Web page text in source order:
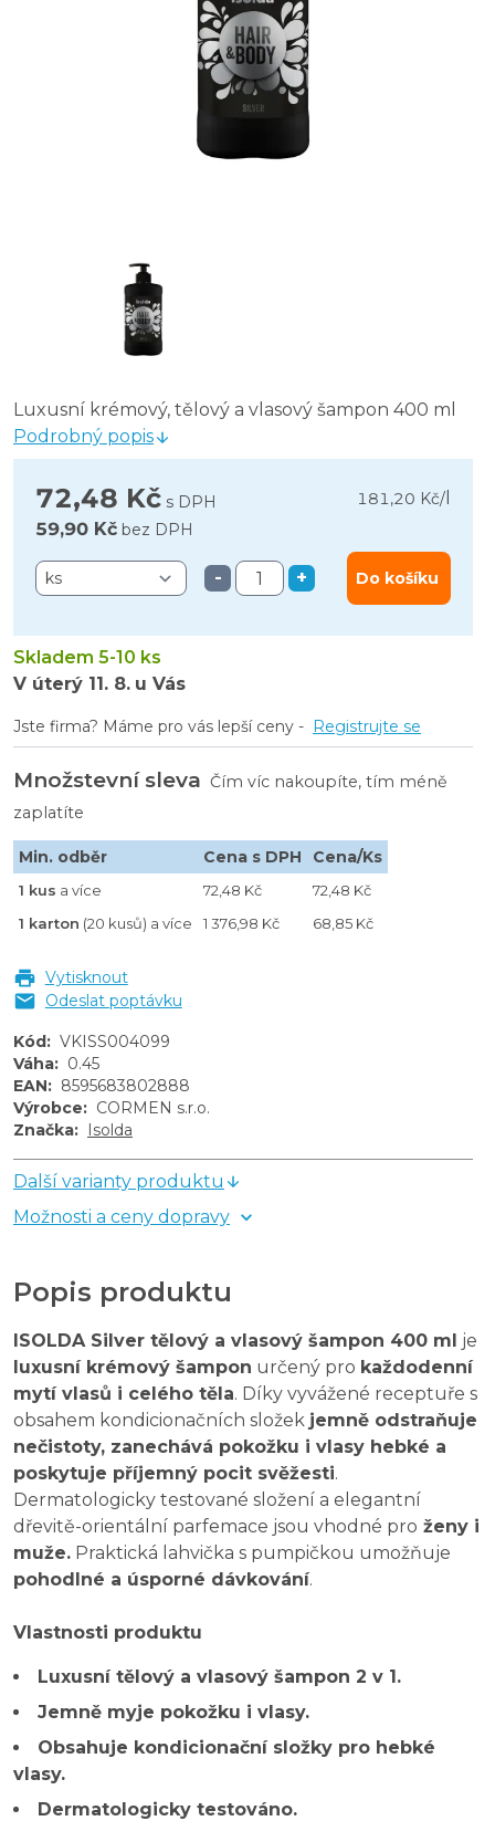
Luxusní krémový, tělový a vlasový šampon 400 ml
Podrobný popis
72,48 Kč s DPH 181,20 Kč/
59,90 Kč bez DPH
- + Do košíku
Skladem 5-10 ks
V úterý 11. 8. u Vás
Jste firma? Máme pro vás lepší ceny - Registrujte se
Množstevní sleva Čím víc nakoupíte, tím méně
zaplatíte
Min. odběr Cena s DPH Cena/Ks
1 kus a více 72,48 Kč
72,48 Kč
1 karton (20 kusů) a více 1 376,98 Kč 68,85 Kč
Vytisknout
Odeslat poptávku
Kód: VKISS004099
Váha: 0.45
EAN: 8595683802888
Výrobce: CORMEN s.r.o.
Značka: Isolda
Další varianty produktu
Možnosti a ceny dopravy
Popis produktu
ISOLDA Silver tělový a vlasový šampon 400 ml je
luxusní krémový šampon určený pro každodenní
mytí vlasů i celého těla. Díky vyvážené receptuře s
obsahem kondicionačních složek jemně odstraňuje
nečistoty, zanechává pokožku i vlasy hebké a
poskytuje příjemný pocit svěžesti.
Dermatologicky testované složení a elegantní
dřevitě-orientální parfemace jsou vhodné pro ženy i
muže. Praktická lahvička s pumpičkou umožňuje
pohodlné a úsporné dávkování.
Vlastnosti produktu
Luxusní tělový a vlasový šampon 2 v 1.
Jemně myje pokožku i vlasy.
Obsahuje kondicionační složky pro hebké
vlasy.
Dermatologicky testováno.